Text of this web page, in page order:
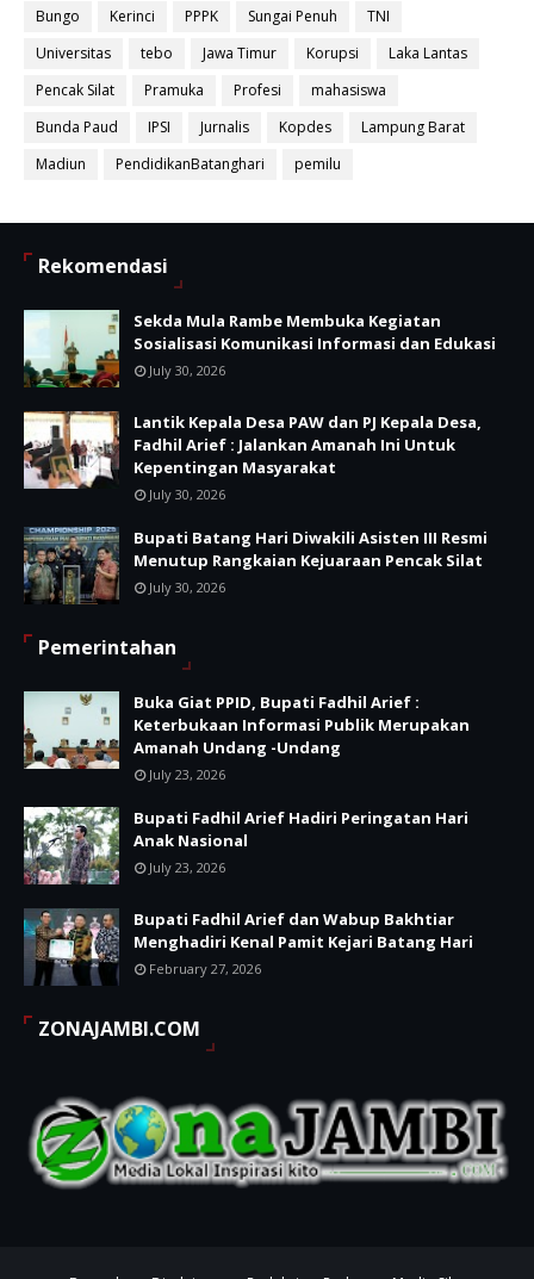
Bungo
Kerinci PPPK Sungai Penuh
TNI
Universitas
tebo Jawa Timur Korupsi
Laka Lantas
Pencak Silat
Pramuka Profesi
mahasiswa
Bunda Paud
IPSI Jurnalis Kopdes
Lampung Barat
Madiun
PendidikanBatanghari pemilu
Rekomendasi
Sekda Mula Rambe Membuka Kegiatan
Sosialisasi Komunikasi Informasi dan Edukasi
July 30, 2026
Lantik Kepala Desa PAW dan PJ Kepala Desa,
Fadhil Arief : Jalankan Amanah Ini Untuk
Kepentingan Masyarakat
July 30, 2026
Bupati Batang Hari Diwakili Asisten III Resmi
Menutup Rangkaian Kejuaraan Pencak Silat
July 30, 2026
Pemerintahan
Buka Giat PPID, Bupati Fadhil Arief :
Keterbukaan Informasi Publik Merupakan
Amanah Undang -Undang
July 23, 2026
Bupati Fadhil Arief Hadiri Peringatan Hari
Anak Nasional
July 23, 2026
Bupati Fadhil Arief dan Wabup Bakhtiar
Menghadiri Kenal Pamit Kejari Batang Hari
February 27, 2026
ZONAJAMBI.COM